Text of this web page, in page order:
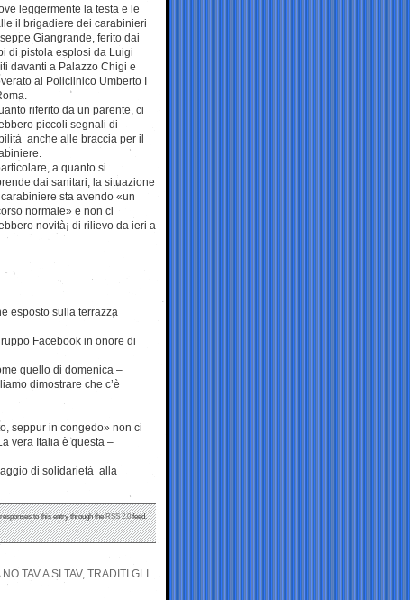
leggermente la testa e le
il brigadiere dei carabinieri
Giangrande, ferito dai
di pistola esplosi da Luigi
davanti a Palazzo Chigi e
al Policlinico Umberto I
riferito da un parente, ci
piccoli segnali di
anche alle braccia per il
a quanto si
dai sanitari, la situazione
sta avendo «un
normale» e non ci
novità¡ di rilievo da ieri a
esposto sulla terrazza
Facebook in onore di
quello di domenica –
dimostrare che c’è
seppur in congedo» non ci
vera Italia è questa –
di solidarietà alla
to this entry through theRSS 2.0feed.
TAV A SI TAV, TRADITI GLI